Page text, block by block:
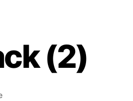
(2)
zu